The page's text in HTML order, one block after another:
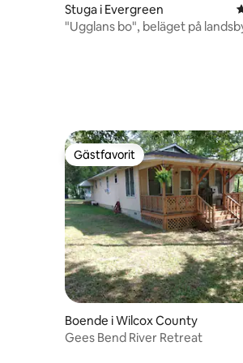
Stuga i Evergreen
"Ugglans bo", beläget på
Gästfavorit
Gästfavorit
Boende i Wilcox County
Gees Bend River Retreat